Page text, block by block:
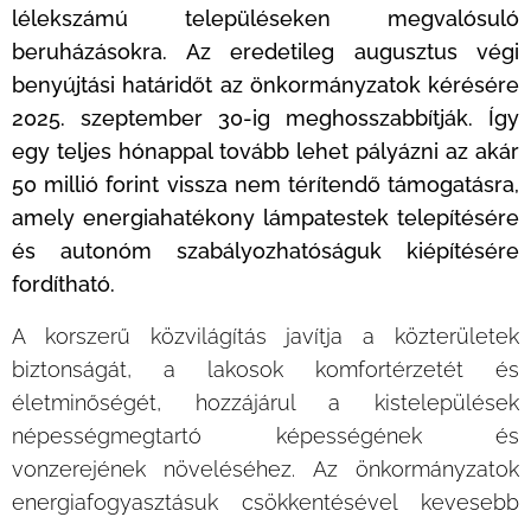
lélekszámú településeken megvalósuló
beruházásokra. Az eredetileg augusztus végi
benyújtási határidőt az önkormányzatok kérésére
2025. szeptember 30-ig meghosszabbítják. Így
egy teljes hónappal tovább lehet pályázni az akár
50 millió forint vissza nem térítendő támogatásra,
amely energiahatékony lámpatestek telepítésére
és autonóm szabályozhatóságuk kiépítésére
fordítható.
A korszerű közvilágítás javítja a közterületek
biztonságát, a lakosok komfortérzetét és
életminőségét, hozzájárul a kistelepülések
népességmegtartó képességének és
vonzerejének növeléséhez. Az önkormányzatok
energiafogyasztásuk csökkentésével kevesebb